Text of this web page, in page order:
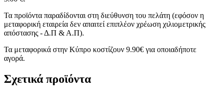
Τα προϊόντα παραδίδονται στη διεύθυνση του πελάτη (εφόσον η
μεταφορική εταιρεία δεν απαιτεί επιπλέον χρέωση χιλιομετρικής
απόστασης - Δ.Π & Α.Π).
Τα μεταφορικά στην Κύπρο κοστίζουν 9.90€ για οποιαδήποτε
αγορά.
Σχετικά προϊόντα